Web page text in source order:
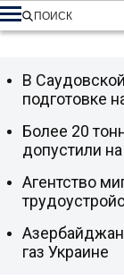
ПОИСК
В
подготовке
Более 20
допустили
Агентство
Азербайджан
газ Украине